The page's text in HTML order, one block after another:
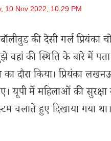
10 Nov 2022, 10.29 PM
बॉलीवुड की देसी गर्ल
वहां की स्थिति के बारे में
का दौरा किया। प्रियंका
यूपी में महिलाओं की
चलाते हुए दिखाया गया